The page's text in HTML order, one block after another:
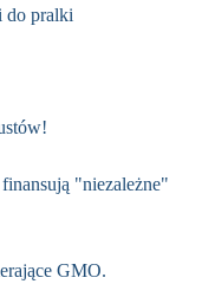
do pralki
"niezależne"
GMO.